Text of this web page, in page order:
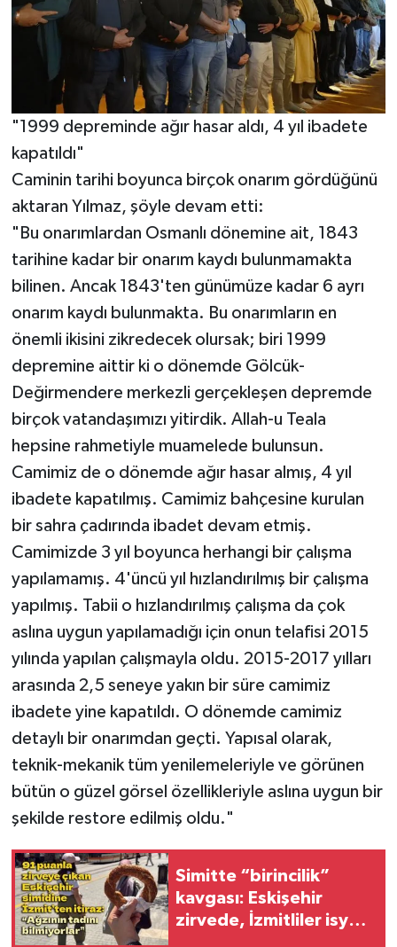
"1999 depreminde ağır hasar aldı, 4 yıl ibadete
kapatıldı"
Caminin tarihi boyunca birçok onarım gördüğünü
aktaran Yılmaz, şöyle devam etti:
"Bu onarımlardan Osmanlı dönemine ait, 1843
tarihine kadar bir onarım kaydı bulunmamakta
bilinen. Ancak 1843'ten günümüze kadar 6 ayrı
onarım kaydı bulunmakta. Bu onarımların en
önemli ikisini zikredecek olursak; biri 1999
depremine aittir ki o dönemde Gölcük-
Değirmendere merkezli gerçekleşen depremde
birçok vatandaşımızı yitirdik. Allah-u Teala
hepsine rahmetiyle muamelede bulunsun.
Camimiz de o dönemde ağır hasar almış, 4 yıl
ibadete kapatılmış. Camimiz bahçesine kurulan
bir sahra çadırında ibadet devam etmiş.
Camimizde 3 yıl boyunca herhangi bir çalışma
yapılamamış. 4'üncü yıl hızlandırılmış bir çalışma
yapılmış. Tabii o hızlandırılmış çalışma da çok
aslına uygun yapılamadığı için onun telafisi 2015
yılında yapılan çalışmayla oldu. 2015-2017 yılları
arasında 2,5 seneye yakın bir süre camimiz
ibadete yine kapatıldı. O dönemde camimiz
detaylı bir onarımdan geçti. Yapısal olarak,
teknik-mekanik tüm yenilemeleriyle ve görünen
bütün o güzel görsel özellikleriyle aslına uygun bir
şekilde restore edilmiş oldu."
Simitte “birincilik”
kavgası: Eskişehir
zirvede, İzmitliler isyan